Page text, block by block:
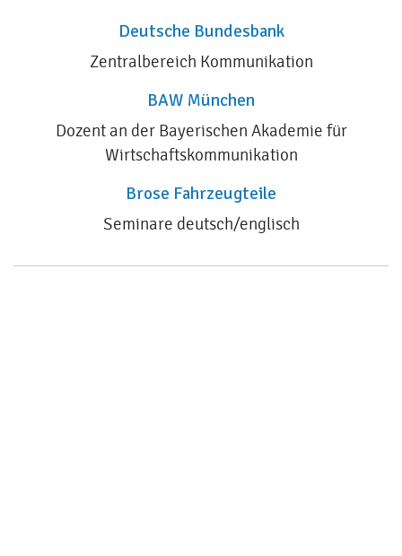
Deutsche Bundesbank
Zentralbereich Kommunikation
BAW München
Dozent an der Bayerischen Akademie für
Wirtschaftskommunikation
Brose Fahrzeugteile
Seminare deutsch/englisch